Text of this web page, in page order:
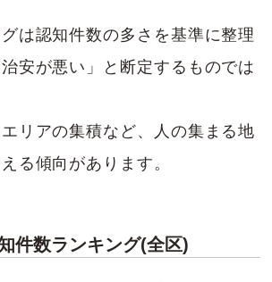
は認知件数の多さを基準に整理
安が悪い」と断定するものでは
リアの集積など、人の集まる地
る傾向があります。
件数ランキング(全区)